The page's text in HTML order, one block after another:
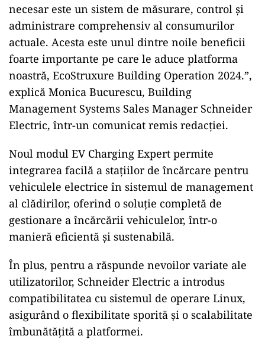
necesar este un sistem de măsurare, control şi
administrare comprehensiv al consumurilor
actuale. Acesta este unul dintre noile beneficii
foarte importante pe care le aduce platforma
noastră, EcoStruxure Building Operation 2024.”,
explică Monica Bucurescu, Building
Management Systems Sales Manager Schneider
Electric, într-un comunicat remis redacției.
Noul modul EV Charging Expert permite
integrarea facilă a staţiilor de încărcare pentru
vehiculele electrice în sistemul de management
al clădirilor, oferind o soluţie completă de
gestionare a încărcării vehiculelor, într-o
manieră eficientă şi sustenabilă.
În plus, pentru a răspunde nevoilor variate ale
utilizatorilor, Schneider Electric a introdus
compatibilitatea cu sistemul de operare Linux,
asigurând o flexibilitate sporită şi o scalabilitate
îmbunătăţită a platformei.